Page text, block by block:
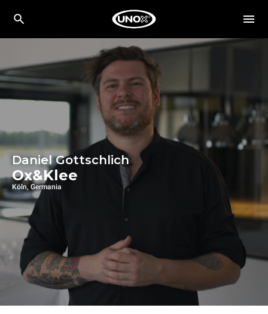
Daniel Gottschlich
Ox&Klee
Köln, Germania